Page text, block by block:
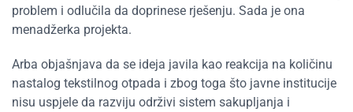
problem i odlučila da doprinese rješenju. Sada je ona
menadžerka projekta.
Arba objašnjava da se ideja javila kao reakcija na količinu
nastalog tekstilnog otpada i zbog toga što javne institucije
nisu uspjele da razviju održivi sistem sakupljanja i